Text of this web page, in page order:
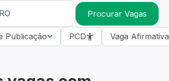
Procurar Vagas
Publicação PCD Vaga Afirmativa